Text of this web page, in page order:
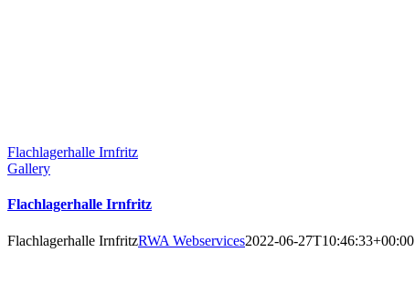
Flachlagerhalle Irnfritz
Gallery
Flachlagerhalle Irnfritz
Flachlagerhalle IrnfritzRWA Webservices2022-06-27T10:46:33+00:00